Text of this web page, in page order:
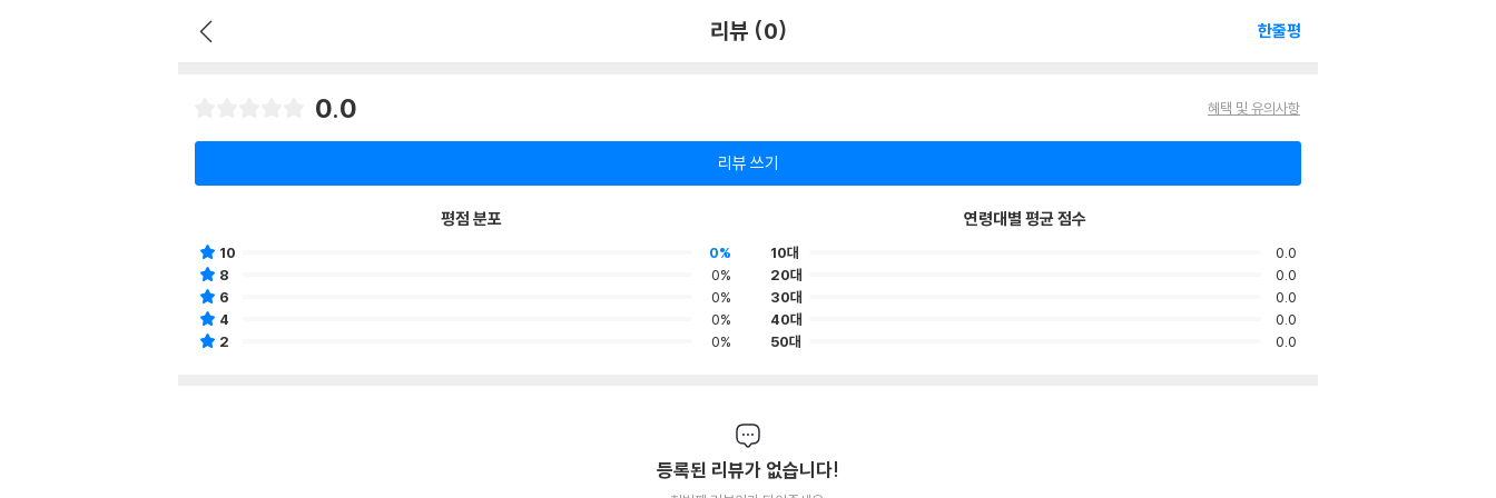
리뷰 (0) 한줄평
0.0 혜택 및 유의사항
리뷰 쓰기
평점 분포
10
0%
8
0%
6
0%
4
0%
2
0%
연령대별 평균 점수
10대
0.0
20대
0.0
30대
0.0
40대
0.0
50대
0.0
등록된 리뷰가 없습니다!